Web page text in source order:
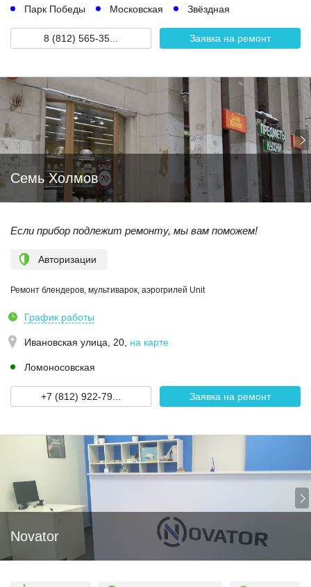
Парк Победы Московская Звёздная
8 (812) 565-35... Заявка на ремонт
Семь Холмов
Если прибор подлежит ремонту, мы вам поможем!
Авторизации
Ремонт блендеров, мультиварок, аэрогрилей Unit
График работы
Ивановская улица, 20 на карте
Ломоносовская
+7 (812) 922-79... Заявка на ремонт
Novator